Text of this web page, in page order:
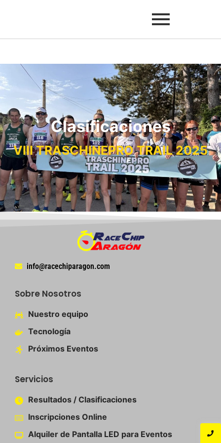
Clasificaciones
VIII TRASCHINEPRO TRAIL 2025
info@racechiparagon.com
Sobre Nosotros
Nuestro equipo​
Tecnología
Próximos Eventos
Servicios
Resultados / Clasificaciones
Inscripciones Online​
Alquiler de Pantalla LED para Eventos